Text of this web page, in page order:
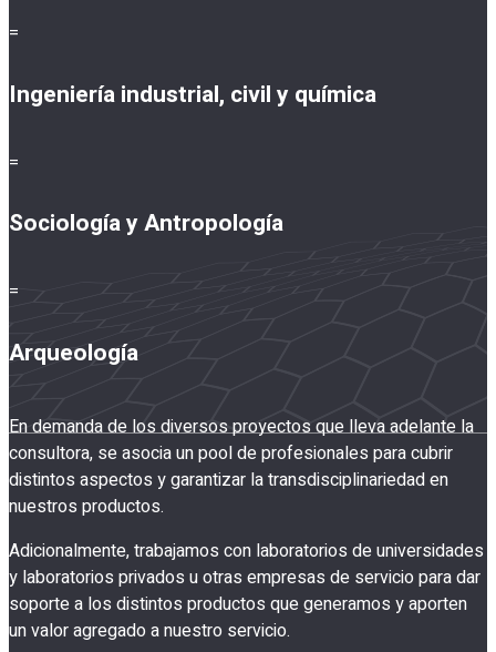
=
Ingeniería industrial, civil y química
=
Sociología y Antropología
=
Arqueología
En demanda de los diversos proyectos que lleva adelante la
consultora, se asocia un pool de profesionales para cubrir
distintos aspectos y garantizar la transdisciplinariedad en
nuestros productos.
Adicionalmente, trabajamos con laboratorios de universidades
y laboratorios privados u otras empresas de servicio para dar
soporte a los distintos productos que generamos y aporten
un valor agregado a nuestro servicio.